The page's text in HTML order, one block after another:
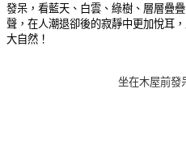
發呆，看藍天、白雲、綠樹、層層疊
聲，在人潮退卻後的寂靜中更加悅耳 ，
大自然！
坐在木屋前發